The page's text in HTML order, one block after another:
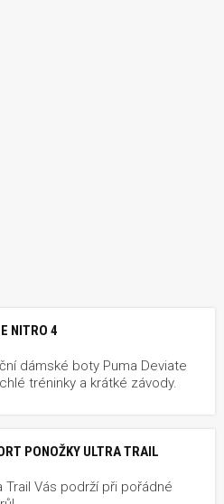
NITRO 4
dámské boty Puma Deviate
tréninky a krátké závody.
PONOŽKY ULTRA TRAIL
Trail Vás podrží při pořádné